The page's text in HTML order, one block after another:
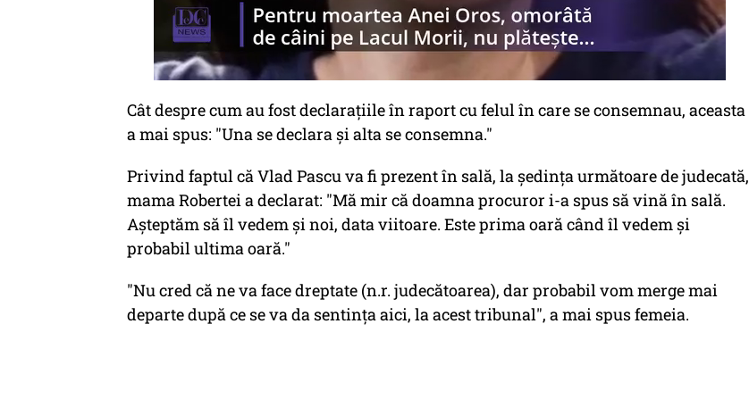
Cât despre cum au fost declaraţiile în raport cu felul în care se consemnau, aceasta
a mai spus: "Una se declara şi alta se consemna."
Privind faptul că Vlad Pascu va fi prezent în sală, la şedinţa următoare de judecată,
mama Robertei a declarat: "Mă mir că doamna procuror i-a spus să vină în sală.
Aşteptăm să îl vedem şi noi, data viitoare. Este prima oară când îl vedem şi
probabil ultima oară."
"Nu cred că ne va face dreptate (n.r. judecătoarea), dar probabil vom merge mai
departe după ce se va da sentinţa aici, la acest tribunal", a mai spus femeia.